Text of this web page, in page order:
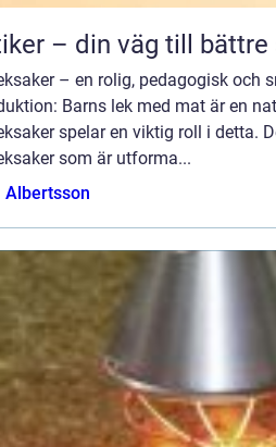
– din väg till bättre
– en rolig, pedagogisk och
Barns lek med mat är en
spelar en viktig roll i detta.
som är utforma...
Albertsson